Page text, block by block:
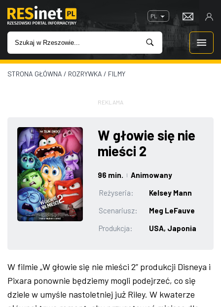
PL
WIADOMOŚCI
IMPREZY
ROZRYWKA
W KINACH
GASTRONOMIA
W RZESZOWIE
STRONA GŁÓWNA / ROZRYWKA / FILMY
REKLAMA
W głowie się nie
mieści 2
96 min. | Animowany
Reżyseria:
Kelsey Mann
Scenariusz:
Meg LeFauve
Produkcja:
USA, Japonia
W filmie „W głowie się nie mieści 2” produkcji Disneya i
Pixara ponownie będziemy mogli podejrzeć, co się
dziele w umyśle nastoletniej już Riley. W kwaterze